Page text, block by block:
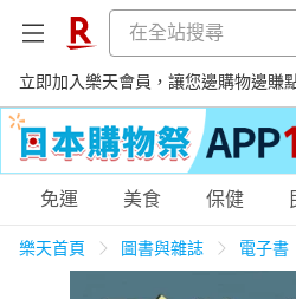
立即加入樂天會員，讓您邊購物邊賺
購物網分類
免運 美食 保健
樂天首頁 圖書與雜誌 電子書